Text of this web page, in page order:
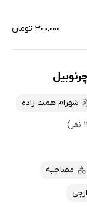
۳۰۰,۰۰۰ تومان
شهرام همت زاده
مصاحبه